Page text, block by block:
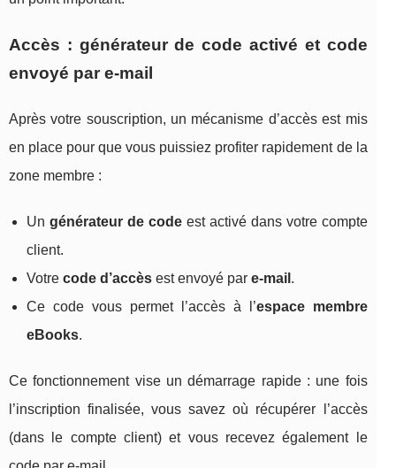
Accès : générateur de code activé et code
envoyé par e-mail
Après votre souscription, un mécanisme d’accès est mis
en place pour que vous puissiez profiter rapidement de la
zone membre :
Un générateur de codeest activé dans votre compte
client.
Votre code d’accès est envoyé par e-mail .
Ce code vous permet l’accès à l’espace membre
eBooks.
Ce fonctionnement vise un démarrage rapide : une fois
l’inscription finalisée, vous savez où récupérer l’accès
(dans le compte client) et vous recevez également le